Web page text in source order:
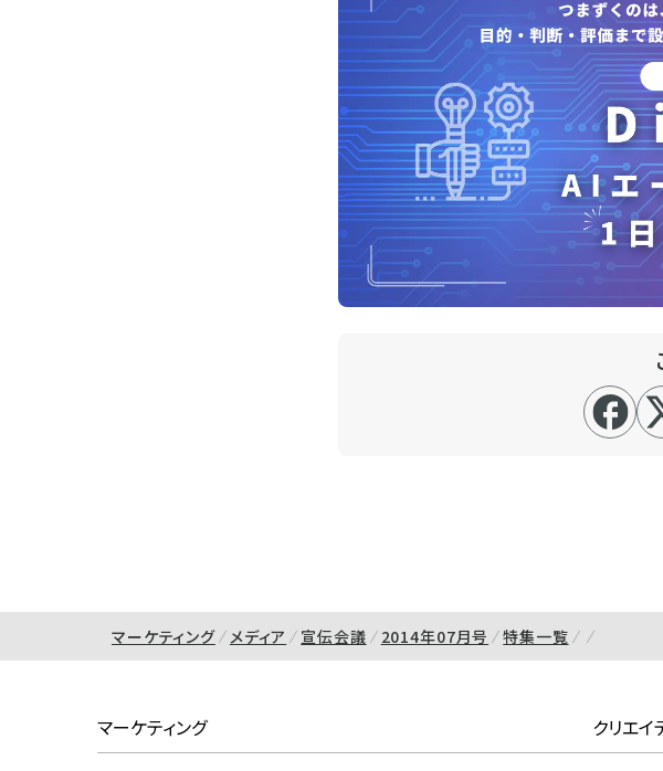
マーケティング メディア 宣伝会議 2014年07月号 特集一覧
マーケティング クリエイ